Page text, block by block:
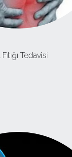
Tedavisi